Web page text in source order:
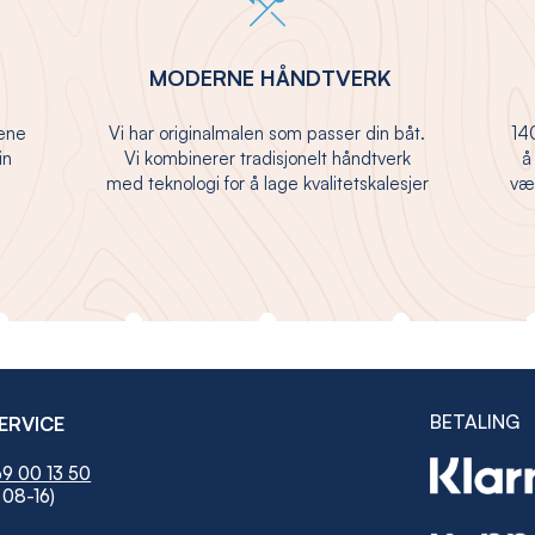
MODERNE HÅNDTVERK
Vi har originalmalen som passer din båt.
Vi kombinerer tradisjonelt håndtverk
med teknologi for å lage kvalitetskalesjer
00 13 50
16)
BETALING